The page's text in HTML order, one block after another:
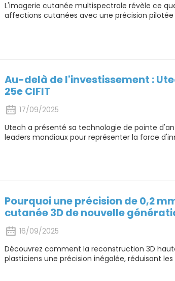
L'imagerie cutanée multispectrale révèle ce
affections cutanées avec une précision
Au-delà de l'investissement :
25e CIFIT
17/09/2025
Utech a présenté sa technologie de pointe
leaders mondiaux pour représenter la force
Pourquoi une précision de 0,2
cutanée 3D de nouvelle
16/09/2025
Découvrez comment la reconstruction 3D
plasticiens une précision inégalée, réduisant